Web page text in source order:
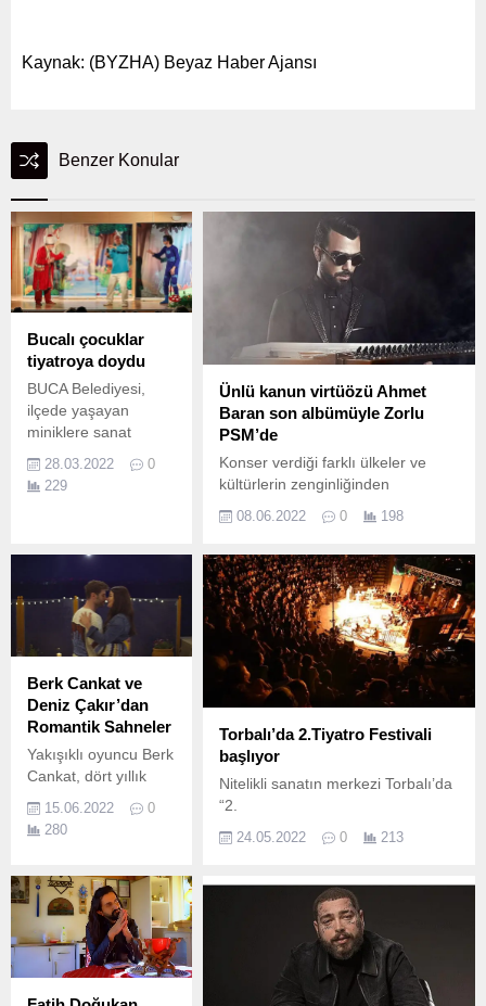
Kaynak: (BYZHA) Beyaz Haber Ajansı
Benzer Konular
Bucalı çocuklar
tiyatroya doydu
BUCA Belediyesi,
ilçede yaşayan
miniklere sanat
sevgisini aşılamak
için hafta sonu tiyatro
günleri düzenledi.
28.03.2022
0
229
Ünlü kanun virtüözü Ahmet
Baran son albümüyle Zorlu
PSM’de
Konser verdiği farklı ülkeler ve
kültürlerin zenginliğinden
gerçekleştiren, kariyeri uluslararası
virtüözü Ahmet Baran’ın hayal
gücü ve olağanüstü görsel
dünyasının bir yansıması olan
Doğu’nun dinamik ve kozmopolit
ruhunu müziğine yansıttığı albümü
“Kanun Namına” ile 13 Haziran
akşamı Turkcell Platinum
08.06.2022 0 198
Berk Cankat ve
Deniz Çakır’dan
Romantik Sahneler
Yakışıklı oyuncu Berk
Cankat, dört yıllık
GAİN’de yayınlanan
Aslında Özgürsün ile
15.06.2022
0
280
Torbalı’da 2.Tiyatro Festivali
başlıyor
Nitelikli sanatın merkezi Torbalı’da
“2.
24.05.2022 0 213